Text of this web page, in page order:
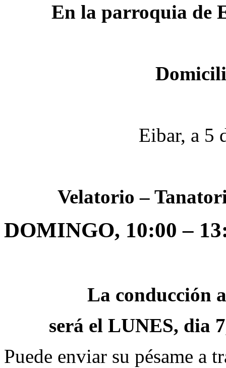
En la parroquia de
Eibar, a 5
Velatorio –
DOMINGO, 10:00 –
La conducción
será el LUNES, dia
Puede enviar su pésame a